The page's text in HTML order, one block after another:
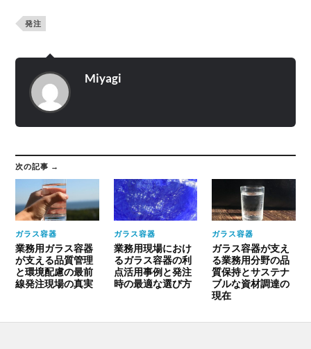
発注
Miyagi
次の記事 →
ガラス容器
業務用ガラス容器
が支える品質管理
と環境配慮の最前
線発注現場の真実
ガラス容器
業務用現場におけ
るガラス容器の利
点活用事例と発注
時の最適な選び方
ガラス容器
ガラス容器が支え
る業務用分野の品
質保持とサステナ
ブルな資材調達の
現在